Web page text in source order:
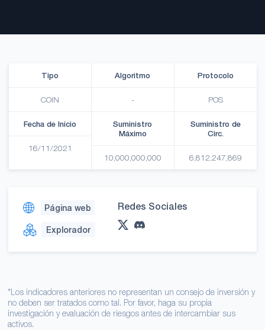
Tipo
COIN
Algoritmo
-
Protocolo
POS
Fecha de Inicio
16/11/2021
Suministro
Máximo
10,000,000,000
Suministro de
Circ.
6,812,247,869
Página web
Explorador
Redes Sociales
*Los indicadores anteriores no representan un consejo de inversión y
no deben ser tratados como tal. Por favor, haga su propia
investigación y evaluación de riesgos antes de intercambiar sus
activos.